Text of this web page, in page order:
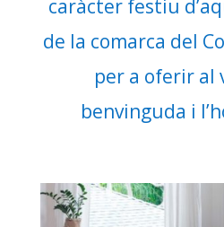
caràcter festiu
de la comarca del
per a oferir al
benvinguda i